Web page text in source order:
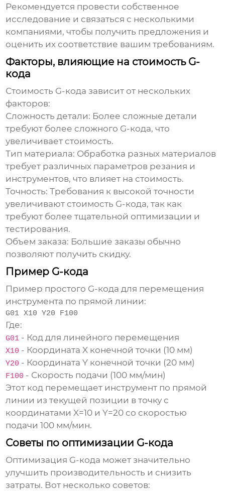
Рекомендуется провести собственное
исследование и связаться с несколькими
компаниями, чтобы получить предложения и
оценить их соответствие вашим требованиям.
Факторы, влияющие на стоимость G-
кода
Стоимость G-кода зависит от нескольких
факторов:
Сложность детали: Более сложные детали
требуют более сложного G-кода, что
увеличивает стоимость.
Тип материала: Обработка разных материалов
требует различных параметров резания и
инструментов, что влияет на стоимость.
Точность: Требования к высокой точности
увеличивают стоимость G-кода, так как
требуют более тщательной оптимизации и
тестирования.
Объем заказа: Большие заказы обычно
позволяют получить скидку.
Пример G-кода
Пример простого G-кода для перемещения
инструмента по прямой линии:
G01 X10 Y20 F100
Где:
G01 - Код для линейного перемещения
X10 - Координата X конечной точки (10 мм)
Y20 - Координата Y конечной точки (20 мм)
F100 - Скорость подачи (100 мм/мин)
Этот код перемещает инструмент по прямой
линии из текущей позиции в точку с
координатами X=10 и Y=20 со скоростью
подачи 100 мм/мин.
Советы по оптимизации G-кода
Оптимизация G-кода может значительно
улучшить производительность и снизить
затраты. Вот несколько советов: